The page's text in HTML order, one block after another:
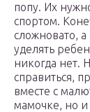
попу. Их
спортом.
сложновато,
уделять
никогда нет.
справиться,
вместе с
мамочке, но и